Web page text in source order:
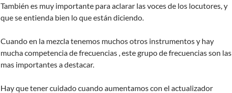
También es muy importante para aclarar las voces de los locutores, y
que se entienda bien lo que están diciendo.
Cuando en la mezcla tenemos muchos otros instrumentos y hay
mucha competencia de frecuencias , este grupo de frecuencias son las
mas importantes a destacar.
Hay que tener cuidado cuando aumentamos con el actualizador